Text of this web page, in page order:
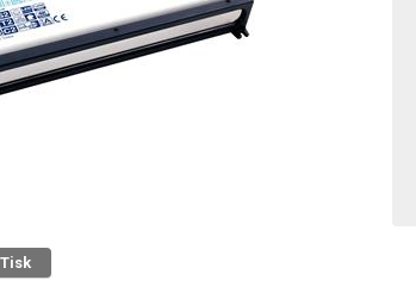
Tisk